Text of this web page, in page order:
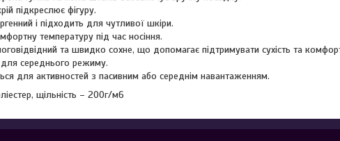
підкреслює фігуру.
і підходить для чутливої шкіри.
температуру під час носіння.
та швидко сохне, що допомагає підтримувати сухість та
середнього режиму.
для активностей з пасивним або середнім навантаженням.
щільність – 200г/м6